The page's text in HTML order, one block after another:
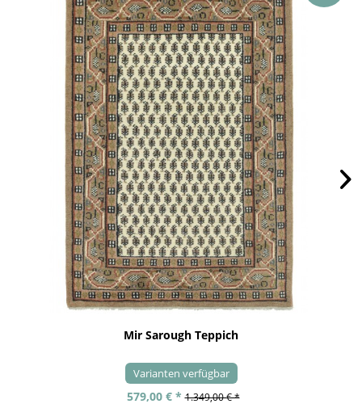
Mir Sarough Teppich
Varianten verfügbar
579,00 € * 1.349,00 € *